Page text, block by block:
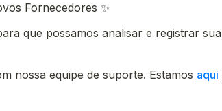
Fornecedores ✨
que possamos analisar e registrar sua
nossa equipe de suporte. Estamos aqui